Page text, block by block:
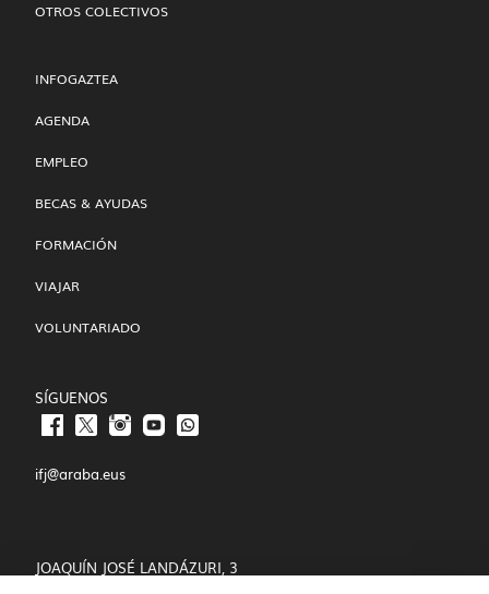
OTROS COLECTIVOS
INFOGAZTEA
AGENDA
EMPLEO
BECAS & AYUDAS
FORMACIÓN
VIAJAR
VOLUNTARIADO
SÍGUENOS
ifj@araba.eus
JOAQUÍN JOSÉ LANDÁZURI, 3